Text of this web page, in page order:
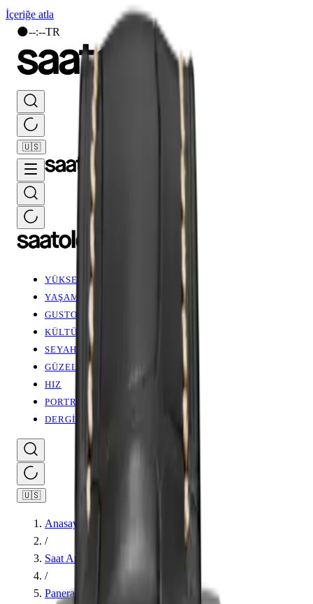
İçeriğe atla
🌑--:--TR
🇺🇸
YÜKSEK SAATÇİLİK
YAŞAM STİLİ
GUSTO
KÜLTÜR SANAT
SEYAHAT
GÜZELLİK
HIZ
PORTRE
DERGİLER
🇺🇸
Anasayfa
/
Saat Ansiklopedisi
/
Panerai